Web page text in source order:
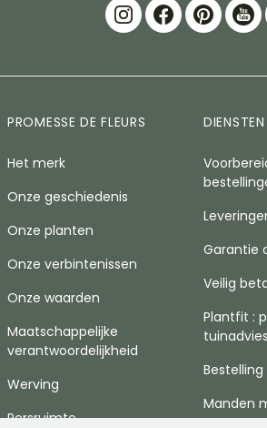
PROMESSE DE FLEURS
Het merk
Onze geschiedenis
Onze planten
Onze verbintenissen
Onze waarden
Maatschappelijke
verantwoordelijkheid
Werving
Persruimte
DIENSTEN
Garantie
Veilig
Plantfit :
tuinadvies
Manden